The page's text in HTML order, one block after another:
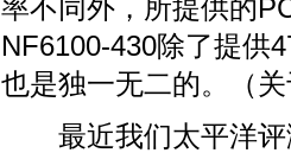
率不同外，所提供的
NF6100-430除了提供
也是独一无二的。（
最近我们太平洋评